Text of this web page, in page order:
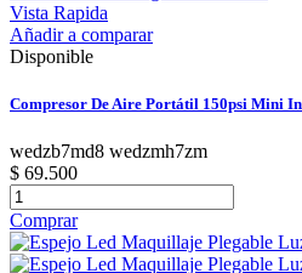
Vista Rapida
Añadir a comparar
Disponible
Compresor De Aire Portátil 150psi Mini
wedzb7md8 wedzmh7zm
$ 69.500
Comprar